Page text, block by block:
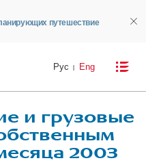
путешествие
Рус Eng
и грузовые
2003